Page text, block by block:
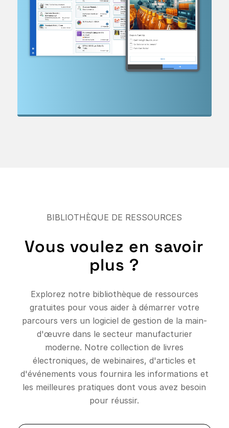
BIBLIOTHÈQUE DE RESSOURCES
Vous voulez en savoir
plus ?
Explorez notre bibliothèque de ressources
gratuites pour vous aider à démarrer votre
parcours vers un logiciel de gestion de la main-
d'œuvre dans le secteur manufacturier
moderne. Notre collection de livres
électroniques, de webinaires, d'articles et
d'événements vous fournira les informations et
les meilleures pratiques dont vous avez besoin
pour réussir.